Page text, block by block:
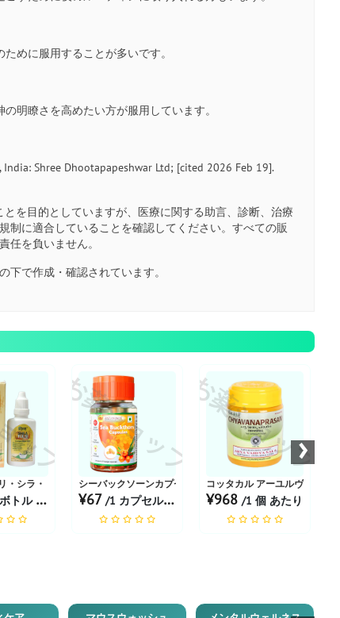
めに服用することが多いです。
明瞭さを高めたい方が服用しています。
Shree Dhootapapeshwar Ltd; [cited 2026 Feb 19].
を目的としていますが、医療に関する助言、診断、治療
制に適合していることを確認してください。すべての販
任を負いません。
で作成・確認されています。
プ
・シラ・トゥルシ・ドロップ
ル あたり
お薬ショップ
シーバックソーンカプセル
¥67 /1 カプセル あたり
お薬ショップ
コッタカル アーユルヴェーダ
¥968/1 個 あたり
›